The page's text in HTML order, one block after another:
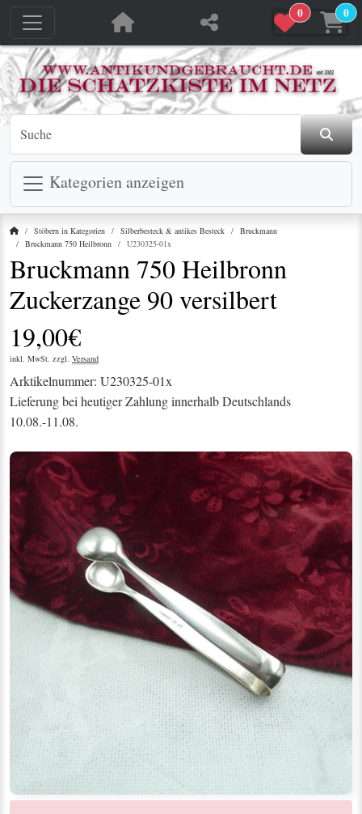
0 0
Kategorien anzeigen
StartseiteStöbern in Kategorien Silberbesteck & antikes Besteck
Bruckmann
Bruckmann 750 Heilbronn
U230325-01x
Bruckmann 750 Heilbronn
Zuckerzange 90 versilbert
19,00€
inkl. MwSt. zzgl. Versand
Arktikelnummer: U230325-01x
Lieferung bei heutiger Zahlung innerhalb Deutschlands
10.08.-11.08.
jetzt in den Warenkorb
jetzt in den Warenkorb